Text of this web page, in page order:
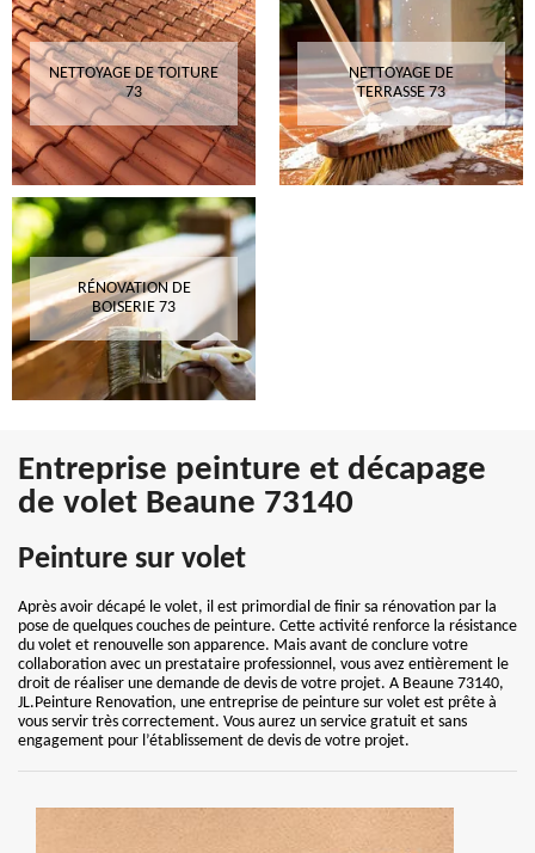
NETTOYAGE DE TOITURE
73
NETTOYAGE DE
TERRASSE 73
RÉNOVATION DE
BOISERIE 73
Entreprise peinture et décapage
de volet Beaune 73140
Peinture sur volet
Après avoir décapé le volet, il est primordial de finir sa rénovation par la
pose de quelques couches de peinture. Cette activité renforce la résistance
du volet et renouvelle son apparence. Mais avant de conclure votre
collaboration avec un prestataire professionnel, vous avez entièrement le
droit de réaliser une demande de devis de votre projet. A Beaune 73140,
JL.Peinture Renovation, une entreprise de peinture sur volet est prête à
vous servir très correctement. Vous aurez un service gratuit et sans
engagement pour l’établissement de devis de votre projet.